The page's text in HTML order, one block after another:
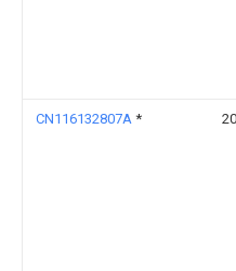
CN116132807A *